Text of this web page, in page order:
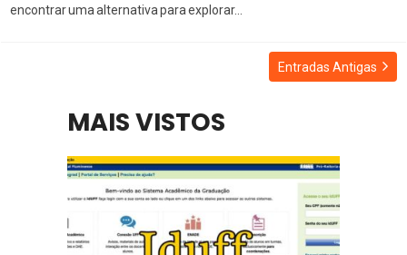
encontrar uma alternativa para explorar...
Entradas Antigas
MAIS VISTOS